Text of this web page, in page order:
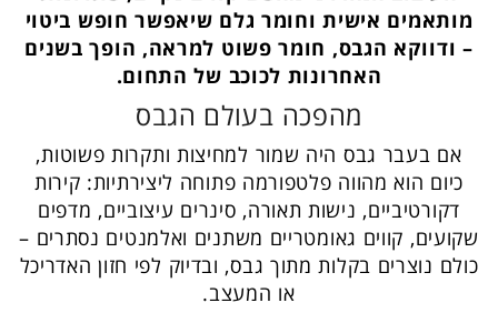
מותאמים אישית וחומר גלם שיאפשר חופש ביטוי
– ודווקא הגבס, חומר פשוט למראה, הופך בשנים
האחרונות לכוכב של התחום.
מהפכה בעולם הגבס
אם בעבר גבס היה שמור למחיצות ותקרות פשוטות,
כיום הוא מהווה פלטפורמה פתוחה ליצירתיות: קירות
דקורטיביים, נישות תאורה, סינרים עיצוביים, מדפים
שקועים, קווים גאומטריים משתנים ואלמנטים נסתרים –
כולם נוצרים בקלות מתוך גבס, ובדיוק לפי חזון האדריכל
או המעצב.